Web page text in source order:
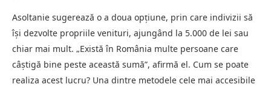
Asoltanie sugerează o a doua opțiune, prin care indivizii să
își dezvolte propriile venituri, ajungând la 5.000 de lei sau
chiar mai mult. „Există în România multe persoane care
câștigă bine peste această sumă”, afirmă el. Cum se poate
realiza acest lucru? Una dintre metodele cele mai accesibile